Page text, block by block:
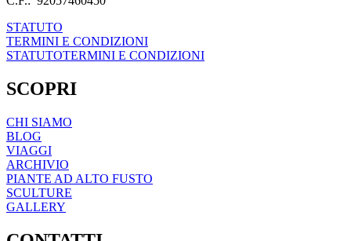
STATUTO
TERMINI E CONDIZIONI
STATUTOTERMINI E CONDIZIONI
SCOPRI
CHI SIAMO
BLOG
VIAGGI
ARCHIVIO
PIANTE AD ALTO FUSTO
SCULTURE
GALLERY